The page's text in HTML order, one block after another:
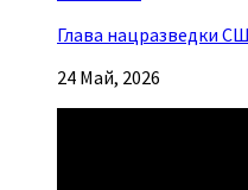
Глава нацразведки
24 Май, 2026